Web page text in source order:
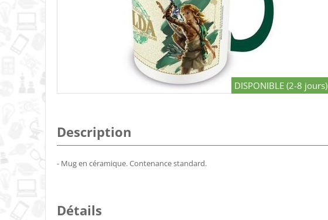
DISPONIBLE (2-8 jours)
Description
- Mug en céramique. Contenance standard.
Détails